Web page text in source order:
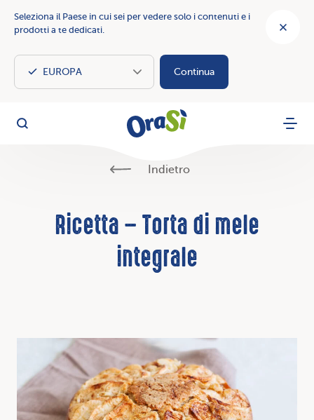
Seleziona il Paese in cui sei per vedere solo i contenuti e i
prodotti a te dedicati.
Continua
OraSì
Cerca Menu
Indietro
Ricetta – Torta di mele
integrale